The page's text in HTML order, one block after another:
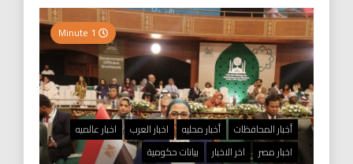
أخبار المحافظات أخبار محليه اخبار العرب
اخبار عالميه
اخبار مصر
اخر الاخبار بيانات حكومية